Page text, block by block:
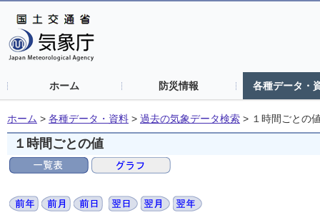
ホーム 防災情報 各種データ・
ホーム > 各種データ・資料 > 過去の気象データ検索 > １時間ごとの
１時間ごとの値